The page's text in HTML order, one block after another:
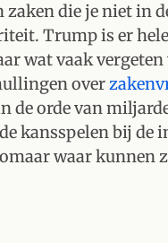
die je niet in
Trump is er
wat vaak
over
de orde van
kansspelen bij de
waar kunnen